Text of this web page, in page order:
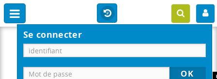
Se connecter